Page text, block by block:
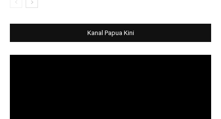
Kanal Papua Kini